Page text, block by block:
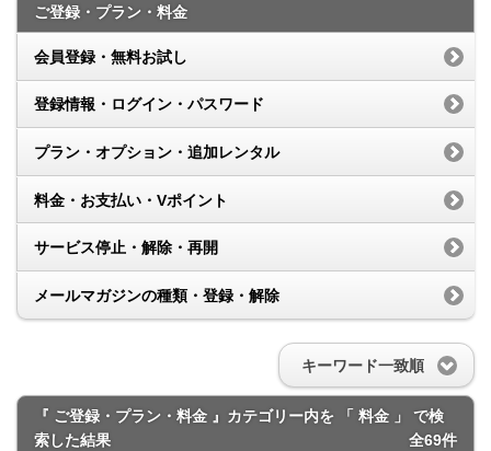
ご登録・プラン・料金
会員登録・無料お試し
登録情報・ログイン・パスワード
プラン・オプション・追加レンタル
料金・お支払い・Vポイント
サービス停止・解除・再開
メールマガジンの種類・登録・解除
キーワード一致順
『 ご登録・プラン・料金 』カテゴリー内を 「 料金 」 で検
索した結果
全69件